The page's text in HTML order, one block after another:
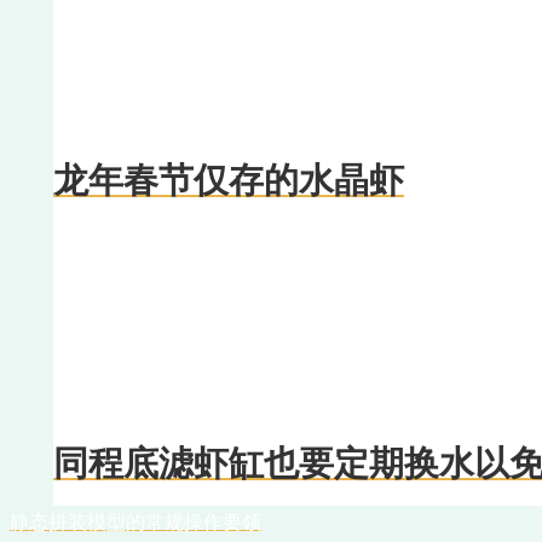
龙年春节仅存的水晶虾
同程底滤虾缸也要定期换水以